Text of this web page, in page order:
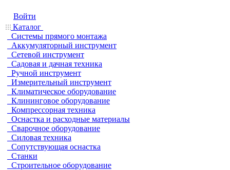
Войти
Каталог
Системы прямого монтажа
Аккумуляторный инструмент
Сетевой инструмент
Садовая и дачная техника
Ручной инструмент
Измерительный инструмент
Климатическое оборудование
Клининговое оборудование
Компрессорная техника
Оснастка и расходные материалы
Сварочное оборудование
Силовая техника
Сопутствующая оснастка
Станки
Строительное оборудование